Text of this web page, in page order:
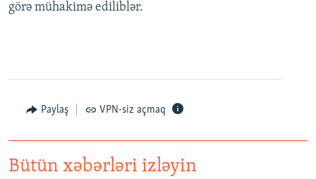
görə mühakimə ediliblər.
Paylaş VPN-siz açmaq
Bütün xəbərləri izləyin